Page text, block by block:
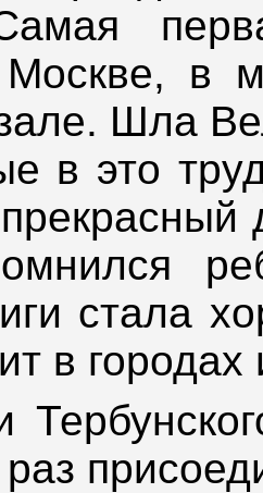
в
Шла
в это
стала
в